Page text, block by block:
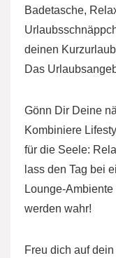
Badetasche,
deinen
Das
Gönn Dir Deine
Kombiniere
für die Seele:
lass den Tag bei
Lounge-
werden wahr!
Freu dich auf